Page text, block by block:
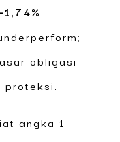
obligasi
proteksi.
angka 1